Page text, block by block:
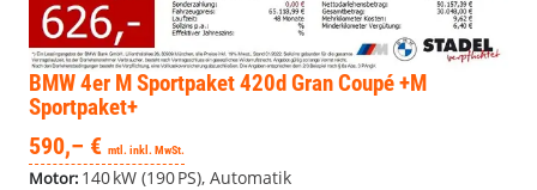
BMW 4er M Sportpaket 420d Gran Coupé +M
Sportpaket+
590,– € mtl. inkl. MwSt.
Motor: 140 kW (190 PS), Automatik